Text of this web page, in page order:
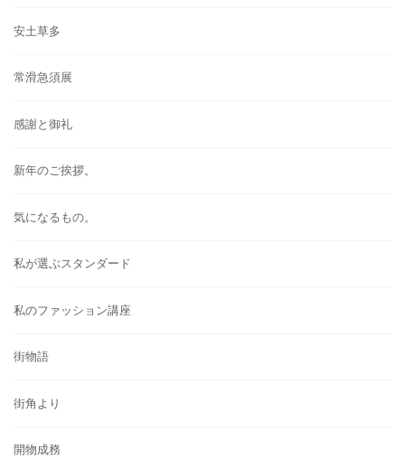
安土草多
常滑急須展
感謝と御礼
新年のご挨拶。
気になるもの。
私が選ぶスタンダード
私のファッション講座
街物語
街角より
開物成務